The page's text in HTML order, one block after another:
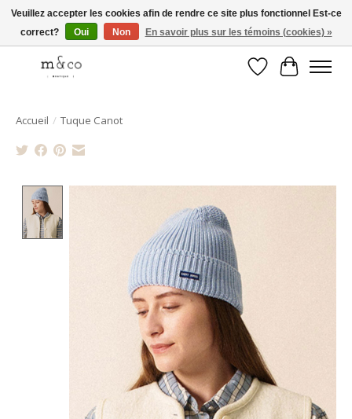
Livraison gratuite avec tout achat de 250$ et plus
Liste dePanier
Accueil / Tuque Canot
Veuillez accepter les cookies afin de rendre ce site plus fonctionnel Est-ce
correct?
Oui Non En savoir plus sur les témoins (cookies) »